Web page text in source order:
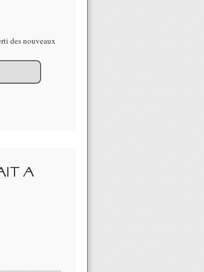
des nouveaux
A